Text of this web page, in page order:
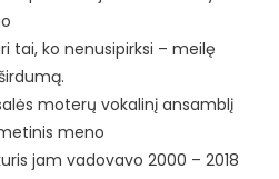
tai, ko nenusipirksi – meilę
moterų vokalinį ansamblį
meno
jam vadovavo 2000 – 2018